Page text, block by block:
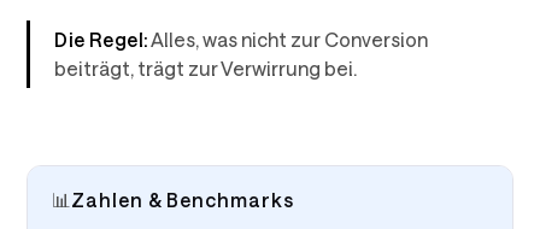
Die Regel:Alles, was nicht zur Conversion
beiträgt, trägt zur Verwirrung bei.
📊 Zahlen & Benchmarks